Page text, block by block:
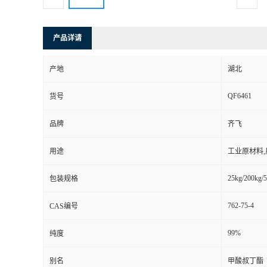
产品详请
产地 湖北
货号 QF6461
品牌 齐飞
用途 工业原材料
包装规格 25kg/200kg/
CAS编号 762-75-4
纯度 99%
别名 甲酸叔丁酯